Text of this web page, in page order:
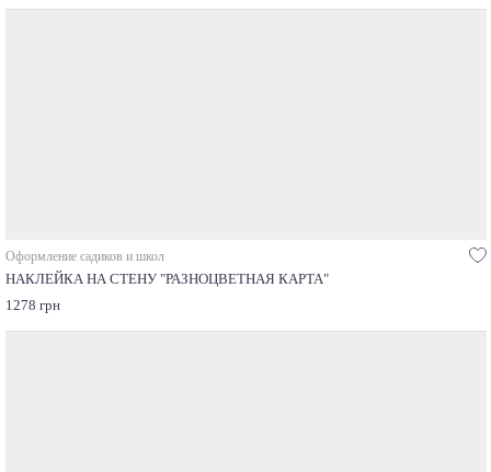
Оформление садиков и школ
НАКЛЕЙКА НА СТЕНУ "РАЗНОЦВЕТНАЯ КАРТА"
1278 грн